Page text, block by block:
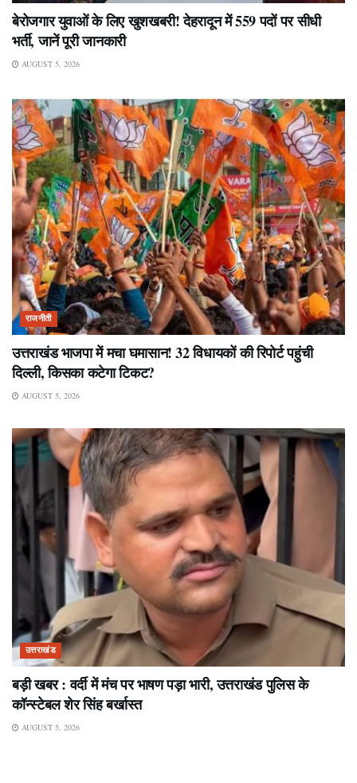
बेरोजगार युवाओं के लिए खुशखबरी! देहरादून में 559 पदों पर सीधी
भर्ती, जानें पूरी जानकारी
AUGUST 5, 2026
राजनीती
उत्तराखंड भाजपा में मचा घमासान! 32 विधायकों की रिपोर्ट पहुंची
दिल्ली, किसका कटेगा टिकट?
AUGUST 5, 2026
उत्तराखंड
बड़ी खबर : वर्दी में मंच पर भाषण पड़ा भारी, उत्तराखंड पुलिस के
कॉन्स्टेबल शेर सिंह बर्खास्त
AUGUST 5, 2026